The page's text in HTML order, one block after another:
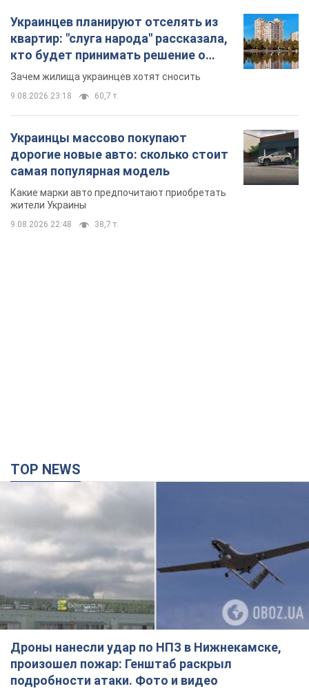
Украинцев планируют отселять из
квартир: "слуга народа" рассказала,
кто будет принимать решение о
сносе домов
Зачем жилища украинцев хотят сносить
9.08.2026 23:18 60,7 т.
Украинцы массово покупают
дорогие новые авто: сколько стоит
самая популярная модель
Какие марки авто предпочитают приобретать
жители Украины
9.08.2026 22:48 38,7 т.
TOP NEWS
Дроны нанесли удар по НПЗ в Нижнекамске,
произошел пожар: Генштаб раскрыл
подробности атаки. Фото и видео